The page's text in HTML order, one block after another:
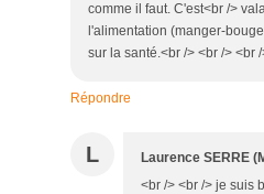
comme il faut. C'est<br />
l'alimentation (manger-
sur la santé.<br /> <br /> <br
Répondre
L Laurence SERRE
<br /> <br /> je suis